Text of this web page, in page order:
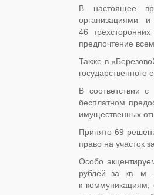
В настоящее
организациями и
46
предпочтение
Также в
В соответствии
бесплатном
имущественных
Принято 69
право на участок
Особо
рублей за кв. м
к коммуникациям,